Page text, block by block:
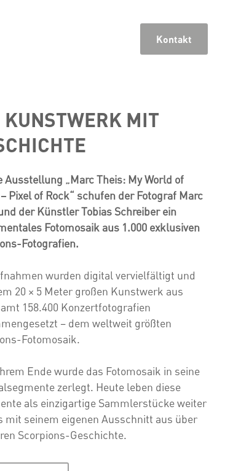
Kontakt
KUNSTWERK MIT
Ausstellung „Marc Theis: My World of
Pixel of Rock“ schufen der Fotograf Marc
der Künstler Tobias Schreiber ein
Fotomosaik aus 1.000 exklusiven
Fotografien.
wurden digital vervielfältigt und
20 × 5 Meter großen Kunstwerk aus
158.400 Konzertfotografien
– dem weltweit größten
Fotomosaik.
Ende wurde das Fotomosaik in seine
zerlegt. Heute leben diese
als einzigartige Sammlerstücke weiter
mit seinem eigenen Ausschnitt aus über
Scorpions-Geschichte.